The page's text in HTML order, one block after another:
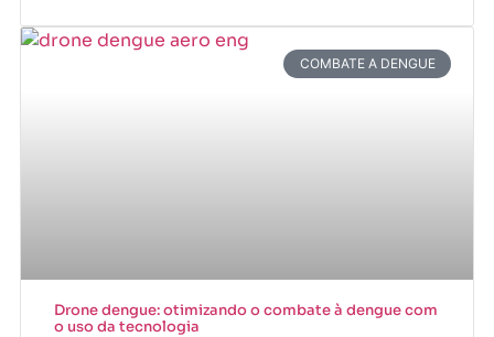
COMBATE A DENGUE
Drone dengue: otimizando o combate à dengue com
o uso da tecnologia